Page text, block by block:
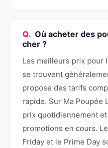
Où acheter des
cher ?
Les meilleurs prix pour
se trouvent
propose des tarifs
rapide. Sur Ma Poupée
prix quotidiennement
promotions en cours.
Friday et le Prime Day